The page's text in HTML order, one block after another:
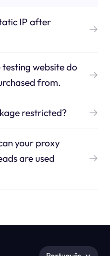
IP after
website do
from.
restricted?
your proxy
are used